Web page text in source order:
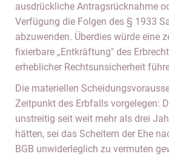
ausdrückliche Antragsrücknahme
Verfügung die Folgen des § 1933
abzuwenden. Überdies würde eine
fixierbare „Entkräftung" des
erheblicher Rechtsunsicherheit
Die materiellen
Zeitpunkt des Erbfalls vorgelegen:
unstreitig seit weit mehr als drei
hätten, sei das Scheitern der Ehe
BGB unwiderleglich zu vermuten